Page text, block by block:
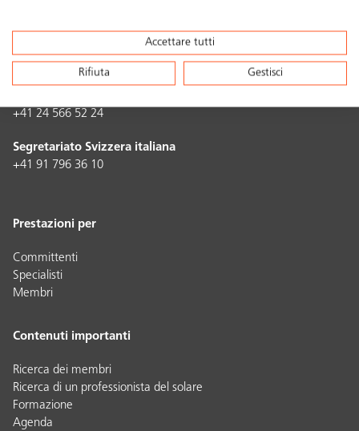
8005 Zürich
info@swissolar.ch
+41 24 566 52 24
Segretariato Svizzera italiana
+41 91 796 36 10
Prestazioni per
Committenti
Specialisti
Membri
Contenuti importanti
Ricerca dei membri
Ricerca di un professionista del solare
Formazione
Agenda
Accettare tutti
Rifiuta Gestisci